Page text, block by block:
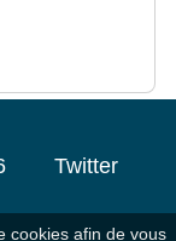
Twitter
cookies afin de vous